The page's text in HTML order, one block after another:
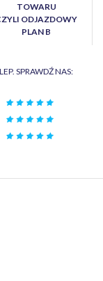
TOWARU
ODJAZDOWY
PLAN B
SPRAWDŹ NAS: